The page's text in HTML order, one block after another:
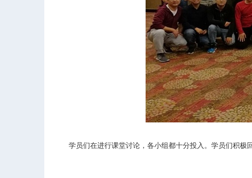
学员们在进行课堂讨论，各小组都十分投入。学员们积极